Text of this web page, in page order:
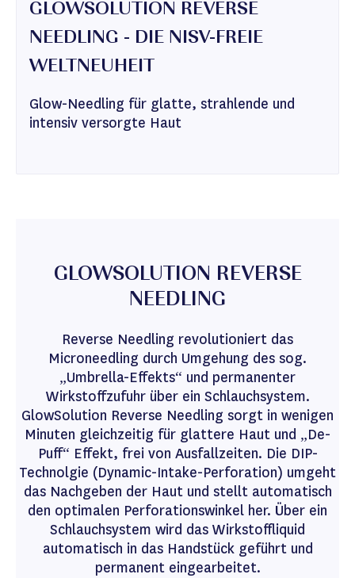
GLOWSOLUTION REVERSE
NEEDLING - DIE NISV-FREIE
WELTNEUHEIT
Glow-Needling für glatte, strahlende und
intensiv versorgte Haut
GLOWSOLUTION REVERSE
NEEDLING
Reverse Needling revolutioniert das
Microneedling durch Umgehung des sog.
„Umbrella-Effekts“ und permanenter
Wirkstoffzufuhr über ein Schlauchsystem.
GlowSolution Reverse Needling sorgt in wenigen
Minuten gleichzeitig für glattere Haut und „De-
Puff“ Effekt, frei von Ausfallzeiten. Die DIP-
Technolgie (Dynamic-Intake-Perforation) umgeht
das Nachgeben der Haut und stellt automatisch
den optimalen Perforationswinkel her. Über ein
Schlauchsystem wird das Wirkstoffliquid
automatisch in das Handstück geführt und
permanent eingearbeitet.